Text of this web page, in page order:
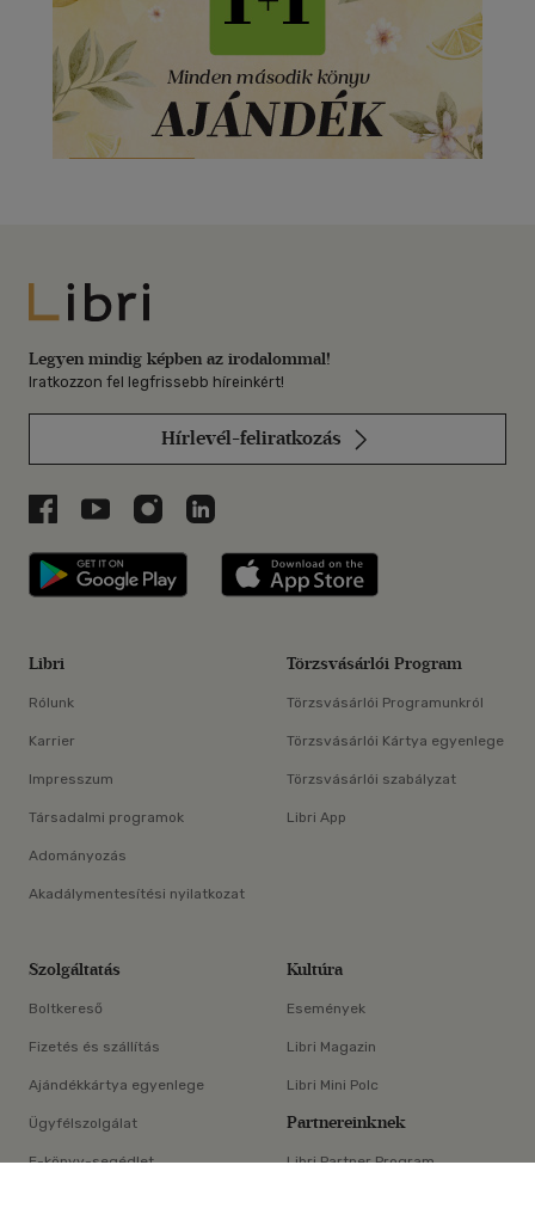
×
Libri
Legyen mindig képben az irodalommal!
Iratkozzon fel legfrissebb híreinkért!
Hírlevél-feliratkozás
Libri a Facebookon
Libri a Youtube-on
Libri az Instagramon
Libri a LinkedInen
Libri applikáció Szerezd meg: Google
Libri
Rólunk
Karrier
Impresszum
Társadalmi programok
Adományozás
Akadálymentesítési nyilatkozat
Törzsvásárlói Program
Törzsvásárlói Programunkról
Törzsvásárlói Kártya egyenlege
Törzsvásárlói szabályzat
Libri App
Szolgáltatás
Boltkereső
Fizetés és szállítás
Ajándékkártya egyenlege
Ügyfélszolgálat
E-könyv-segédlet
Kultúra
Események
Libri Magazin
Libri Mini Polc
Partnereinknek
Libri Partner Program